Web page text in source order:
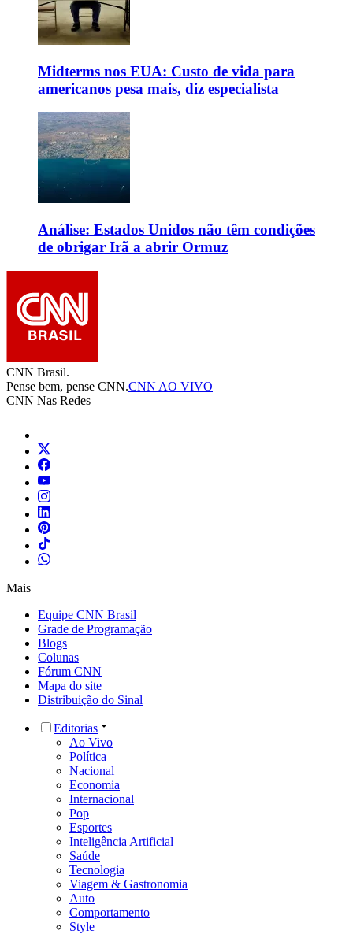
Midterms nos EUA: Custo de vida para
americanos pesa mais, diz especialista
Análise: Estados Unidos não têm condições
de obrigar Irã a abrir Ormuz
CNN Brasil.
Pense bem, pense CNN.CNN AO VIVO
CNN Nas Redes
Mais
Equipe CNN Brasil
Grade de Programação
Blogs
Colunas
Fórum CNN
Mapa do site
Distribuição do Sinal
Editorias
Ao Vivo
Política
Nacional
Economia
Internacional
Pop
Esportes
Inteligência Artificial
Saúde
Tecnologia
Viagem & Gastronomia
Auto
Comportamento
Style